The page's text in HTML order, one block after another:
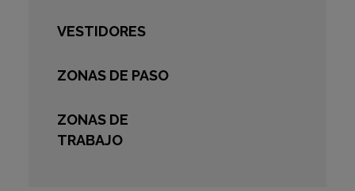
VESTIDORES
ZONAS DE PASO
ZONAS DE
TRABAJO